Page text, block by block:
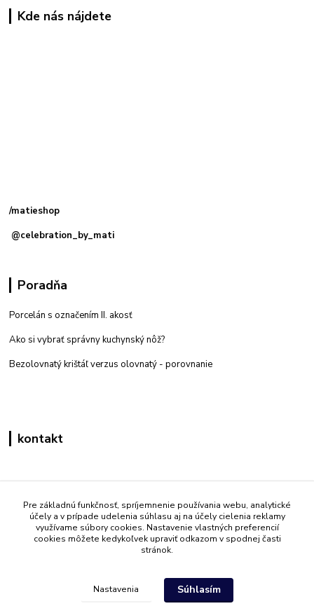
Kde nás nájdete
/matieshop
@celebration_by_mati
Poradňa
Porcelán s označením II. akosť
Ako si vybrať správny kuchynský nôž?
Bezolovnatý krištáľ verzus olovnatý - porovnanie
kontakt
+421 908 861 051
(Po - Pia 7:30-15:30)
info@mati.sk
Pre základnú funkčnosť, spríjemnenie používania webu, analytické
účely a v prípade udelenia súhlasu aj na účely cielenia reklamy
využívame súbory cookies. Nastavenie vlastných preferencií
cookies môžete kedykoľvek upraviť odkazom v spodnej časti
stránok.
Nastavenia Súhlasím